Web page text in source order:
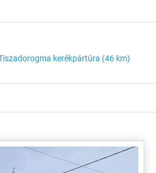
kerékpártúra (46 km)